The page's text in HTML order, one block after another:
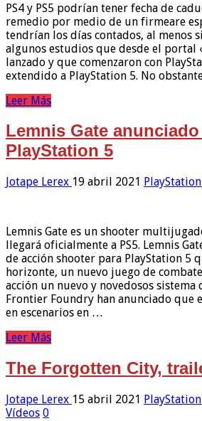
PS4 y PS5 podrían tener fecha de
remedio por medio de un firmeare
tendrían los días contados, al menos
algunos estudios que desde el portal
lanzado y que comenzaron con
extendido a PlayStation 5. No
Leer Más
Lemnis Gate
PlayStation 5
Jotape Lerex 19 abril 2021
Lemnis Gate es un shooter
llegará oficialmente a PS5. Lemnis
de acción shooter para PlayStation 5
horizonte, un nuevo juego de
acción un nuevo y novedosos sistema
Frontier Foundry han anunciado que
en escenarios en …
Leer Más
The Forgotten City,
Jotape Lerex 15 abril 2021
Vídeos 0